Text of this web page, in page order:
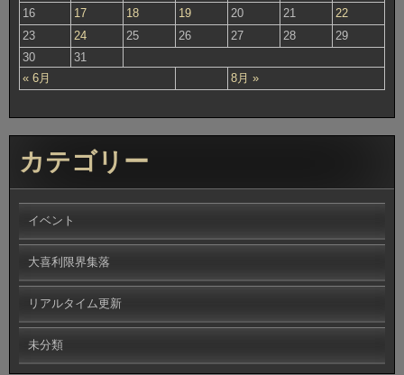
« 6月 8月 »
16
17 18 19 20 21
22
23
24 25 26 27 28
29
30
31
カテゴリー
イベント
大喜利限界集落
リアルタイム更新
未分類